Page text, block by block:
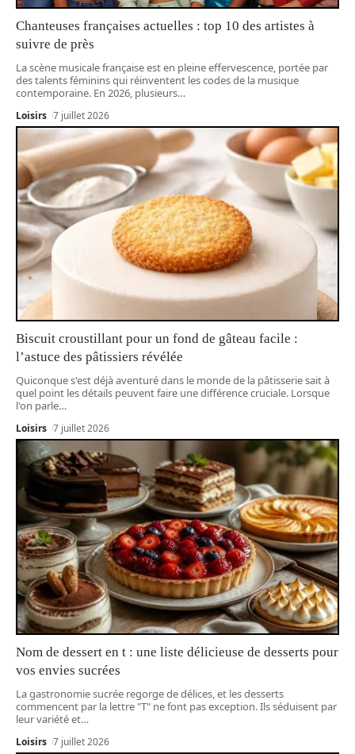
Chanteuses françaises actuelles : top 10 des artistes à
suivre de près
La scène musicale française est en pleine effervescence, portée par
des talents féminins qui réinventent les codes de la musique
contemporaine. En 2026, plusieurs…
Loisirs 7 juillet 2026
Biscuit croustillant pour un fond de gâteau facile :
l’astuce des pâtissiers révélée
Quiconque s'est déjà aventuré dans le monde de la pâtisserie sait à
quel point les détails peuvent faire une différence cruciale. Lorsque
l'on parle…
Loisirs 7 juillet 2026
Nom de dessert en t : une liste délicieuse de desserts pour
vos envies sucrées
La gastronomie sucrée regorge de délices, et les desserts
commencent par la lettre "T" ne font pas exception. Ils séduisent par
leur variété et…
Loisirs 7 juillet 2026